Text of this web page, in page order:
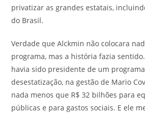
privatizar as grandes estatais,
do Brasil.
Verdade que Alckmin não colocara
programa, mas a história fazia
havia sido presidente de um
desestatização, na gestão de Mario
nada menos que R$ 32 bilhões para
públicas e para gastos sociais. E ele